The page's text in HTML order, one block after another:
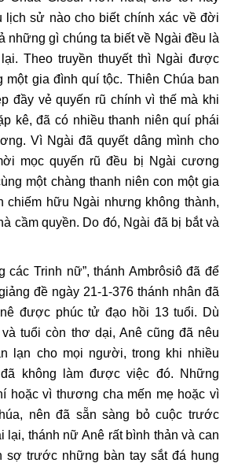
lịch sử nào cho biết chính xác về đời
những gì chúng ta biết về Ngài đều là
Theo truyền thuyết thì Ngài được
một gia đình quí tộc. Thiên Chúa ban
đầy vẻ quyến rũ chính vì thế mà khi
kê, đã có nhiều thanh niên quí phái
Vì Ngài đã quyết dâng mình cho
mọc quyến rũ đều bị Ngài cương
một chàng thanh niên con một gia
chiếm hữu Ngài nhưng không thành,
cầm quyền. Do đó, Ngài đã bị bắt và
các Trinh nữ”, thánh Ambrôsiô đã để
đề ngày 21-1-376 thánh nhân đã
được phúc tử đạo hồi 13 tuổi. Dù
tuổi còn thơ dại, Anê cũng đã nêu
lạn cho mọi người, trong khi nhiều
không làm được việc đó. Những
hoặc vì thương cha mến mẹ hoặc vì
nên đã sẵn sàng bỏ cuộc trước
lại, thánh nữ Anê rất bình thản và can
sợ trước những bàn tay sắt đá hung